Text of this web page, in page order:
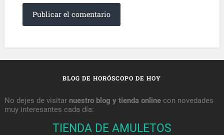
BLOG DE HORÓSCOPO DE HOY
No dejes de visitar nuestro blog y tienda onlinecon novedades
muy interesantes cada día:
TIENDA DE AMULETOS